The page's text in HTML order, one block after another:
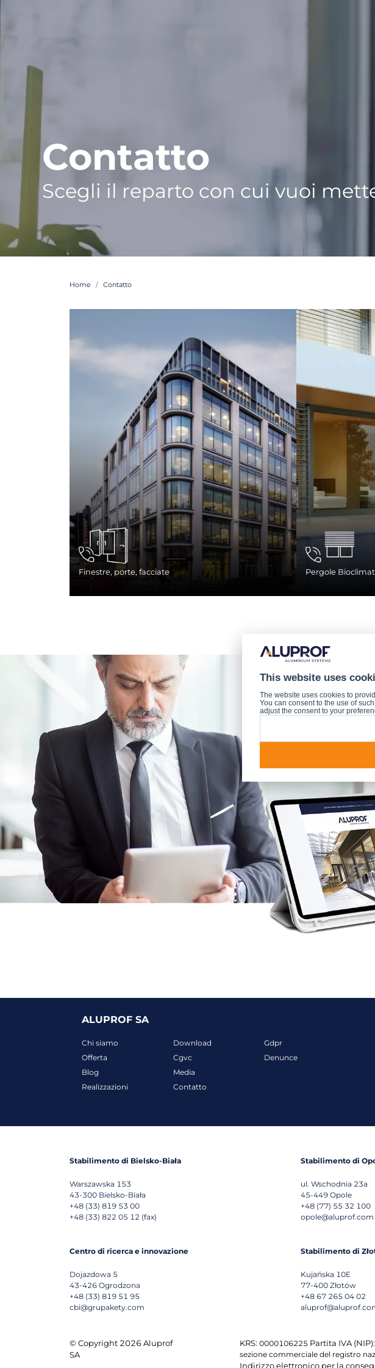
Contatto
Scegli il reparto con cui vuoi
Home Contatto
Finestre, porte, facciate Pergole
ALUPROF SA
Chi siamo
Offerta
Blog
Realizzazioni
Download
Cgvc
Media
Contatto
Gdpr
Denunce
Stabilimento di Bielsko-Biała
Warszawska 153
43-300 Bielsko-Biała
+48 (33) 819 53 00
+48 (33) 822 05 12 (fax)
Stabilimento di
ul. Wschodnia 23a
45-449 Opole
+48 (77) 55 32 100
opole@aluprof.com
Centro di ricerca e innovazione
Dojazdowa 5
43-426 Ogrodzona
+48 (33) 819 51 95
cbi@grupakety.com
Stabilimento di
Kujańska 10E
77-400 Złotów
+48 67 265 04 02
© Copyright 2026 Aluprof
SA
KRS: 0000106225 Partita IVA (NIP):
sezione commerciale del registro
Indirizzo elettronico per la
This website uses
The website uses cookies to
You can consent to the use of
adjust the consent to your